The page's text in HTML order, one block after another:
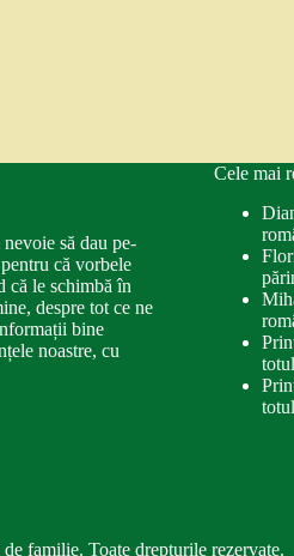
să dau pe-
că vorbele
că le schimbă în
despre tot ce ne
bine
noastre, cu
Cele mai
totul
totul
familie. Toate drepturile rezervate.